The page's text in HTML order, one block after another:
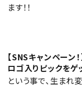
ます！！
【SNSキャンペーン
ロゴ入りピックをゲ
という事で、生まれ